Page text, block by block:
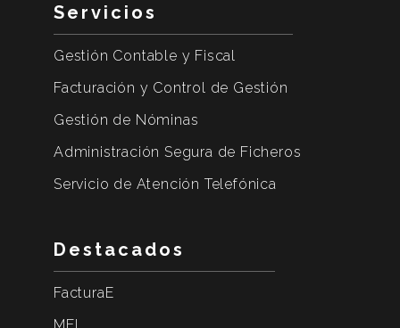
Servicios
Gestión Contable y Fiscal
Facturación y Control de Gestión
Gestión de Nóminas
Administración Segura de Ficheros
Servicio de Atención Telefónica
Destacados
FacturaE
MEI